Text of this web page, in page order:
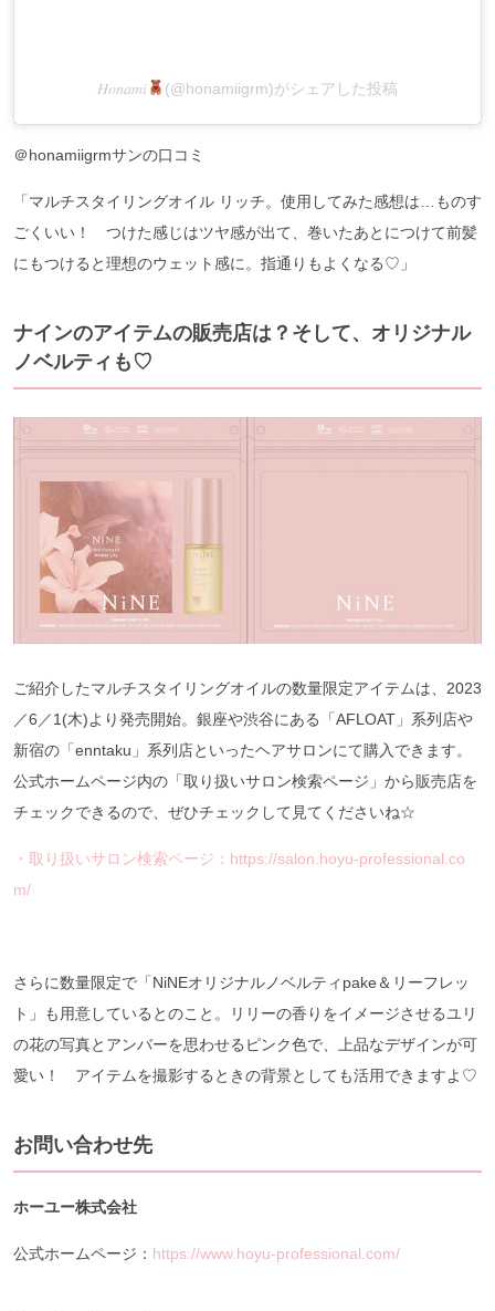
𝐻𝑜𝑛𝑎𝑚𝑖 (@honamiigrm)がシェアした投稿
＠honamiigrmサンの口コミ
「マルチスタイリングオイル リッチ。使用してみた感想は…ものす
ごくいい！ つけた感じはツヤ感が出て、巻いたあとにつけて前髪
にもつけると理想のウェット感に。指通りもよくなる♡」
ナインのアイテムの販売店は？そして、オリジナル
ノベルティも♡
ご紹介したマルチスタイリングオイルの数量限定アイテムは、2023
／6／1(木)より発売開始。銀座や渋谷にある「AFLOAT」系列店や
新宿の「enntaku」系列店といったヘアサロンにて購入できます。
公式ホームページ内の「取り扱いサロン検索ページ」から販売店を
チェックできるので、ぜひチェックして見てくださいね☆
・取り扱いサロン検索ページ：https://salon.hoyu-professional.co
m/
さらに数量限定で「NiNEオリジナルノベルティpake＆リーフレッ
ト」も用意しているとのこと。リリーの香りをイメージさせるユリ
の花の写真とアンバーを思わせるピンク色で、上品なデザインが可
愛い！ アイテムを撮影するときの背景としても活用できますよ♡
お問い合わせ先
ホーユー株式会社
公式ホームページ： https://www.hoyu-professional.com/